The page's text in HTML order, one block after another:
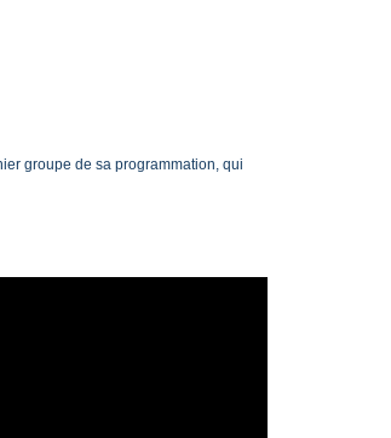
groupe de sa programmation, qui